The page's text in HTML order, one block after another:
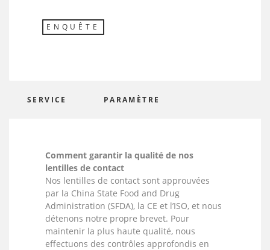
ENQUÊTE
SERVICE PARAMÈTRE
Comment garantir la qualité de nos
lentilles de contact
Nos lentilles de contact sont approuvées
par la China State Food and Drug
Administration (SFDA), la CE et l’ISO, et nous
détenons notre propre brevet. Pour
maintenir la plus haute qualité, nous
effectuons des contrôles approfondis en